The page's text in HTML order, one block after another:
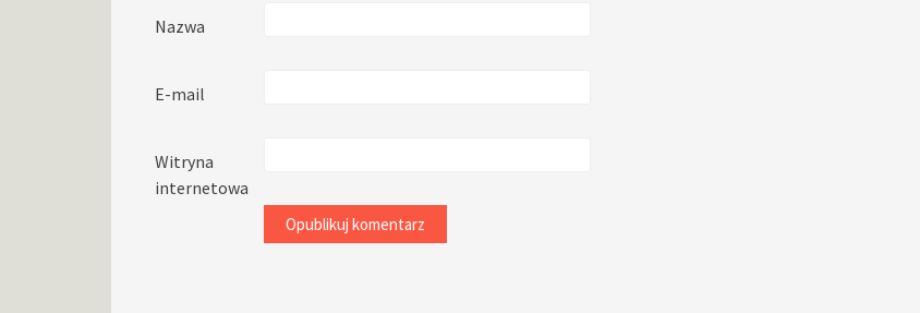
Nazwa
E-mail
Witryna
internetowa